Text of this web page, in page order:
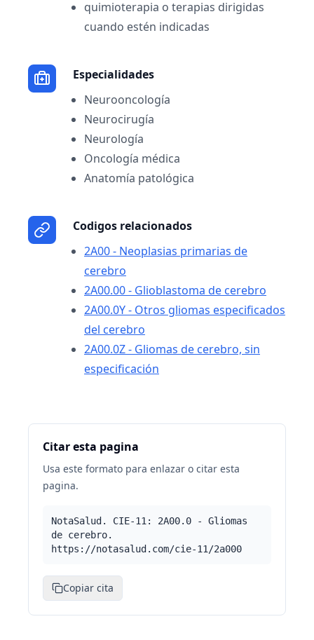
quimioterapia o terapias dirigidas
cuando estén indicadas
Especialidades
Neurooncología
Neurocirugía
Neurología
Oncología médica
Anatomía patológica
Codigos relacionados
2A00 - Neoplasias primarias de
cerebro
2A00.00 - Glioblastoma de cerebro
2A00.0Y - Otros gliomas especificados
del cerebro
2A00.0Z - Gliomas de cerebro, sin
especificación
Citar esta pagina
Usa este formato para enlazar o citar esta
pagina.
NotaSalud. CIE-11: 2A00.0 - Gliomas
de cerebro.
https://notasalud.com/cie-11/2a000
Copiar cita